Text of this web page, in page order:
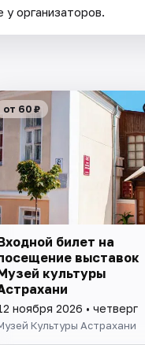
у организаторов.
от 60 ₽
билет на
выставок
культуры
ноября 2026 • четверг
Культуры Астрахани